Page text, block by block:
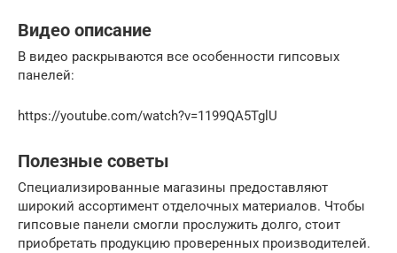
Видео описание
В видео раскрываются все особенности гипсовых
панелей:
https://youtube.com/watch?v=1199QA5TglU
Полезные советы
Специализированные магазины предоставляют
широкий ассортимент отделочных материалов. Чтобы
гипсовые панели смогли прослужить долго, стоит
приобретать продукцию проверенных производителей.